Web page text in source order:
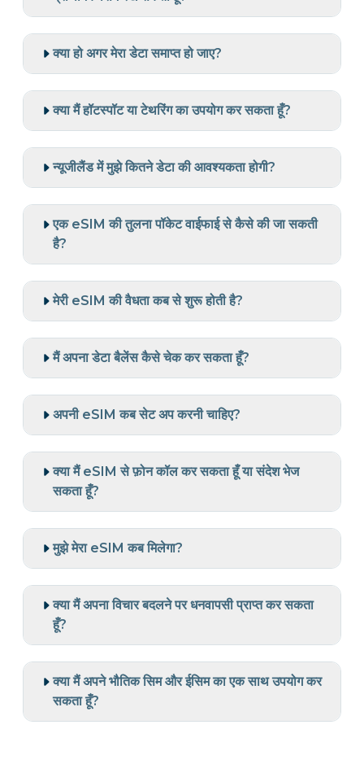
क्या हो अगर मेरा डेटा समाप्त हो जाए?
क्या मैं हॉटस्पॉट या टेथरिंग का उपयोग कर सकता हूँ?
न्यूजीलैंड में मुझे कितने डेटा की आवश्यकता होगी?
एक eSIM की तुलना पॉकेट वाईफाई से कैसे की जा सकती
है?
मेरी eSIM की वैधता कब से शुरू होती है?
मैं अपना डेटा बैलेंस कैसे चेक कर सकता हूँ?
अपनी eSIM कब सेट अप करनी चाहिए?
क्या मैं eSIM से फ़ोन कॉल कर सकता हूँ या संदेश भेज
सकता हूँ?
मुझे मेरा eSIM कब मिलेगा?
क्या मैं अपना विचार बदलने पर धनवापसी प्राप्त कर सकता
हूँ?
क्या मैं अपने भौतिक सिम और ईसिम का एक साथ उपयोग कर
सकता हूँ?